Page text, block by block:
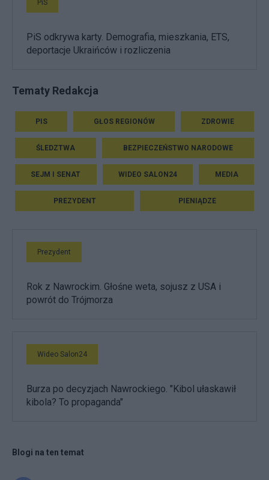
PiS
PiS odkrywa karty. Demografia, mieszkania, ETS,
deportacje Ukraińców i rozliczenia
Tematy Redakcja
PIS GŁOS REGIONÓW ZDROWIE
ŚLEDZTWA BEZPIECZEŃSTWO NARODOWE
SEJM I SENAT WIDEO SALON24 MEDIA
PREZYDENT PIENIĄDZE
Prezydent
Rok z Nawrockim. Głośne weta, sojusz z USA i
powrót do Trójmorza
Wideo Salon24
Burza po decyzjach Nawrockiego. "Kibol ułaskawił
kibola? To propaganda"
Blogi na ten temat